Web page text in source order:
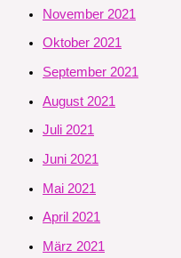
November 2021
Oktober 2021
September 2021
August 2021
Juli 2021
Juni 2021
Mai 2021
April 2021
März 2021